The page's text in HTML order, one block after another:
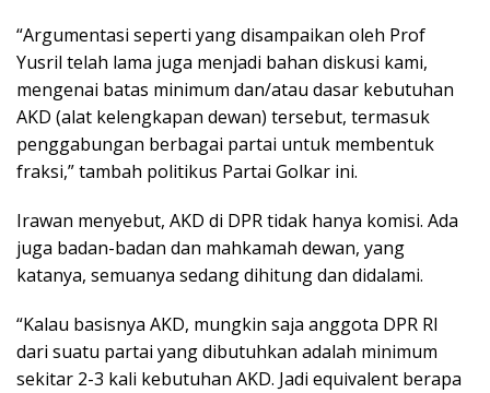
“Argumentasi seperti yang disampaikan oleh Prof
Yusril telah lama juga menjadi bahan diskusi kami,
mengenai batas minimum dan/atau dasar kebutuhan
AKD (alat kelengkapan dewan) tersebut, termasuk
penggabungan berbagai partai untuk membentuk
fraksi,” tambah politikus Partai Golkar ini.
Irawan menyebut, AKD di DPR tidak hanya komisi. Ada
juga badan-badan dan mahkamah dewan, yang
katanya, semuanya sedang dihitung dan didalami.
“Kalau basisnya AKD, mungkin saja anggota DPR RI
dari suatu partai yang dibutuhkan adalah minimum
sekitar 2-3 kali kebutuhan AKD. Jadi equivalent berapa